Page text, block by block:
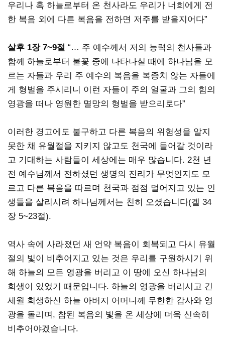
우리나 혹 하늘로부터 온 천사라도 우리가 너희에게 전
한 복음 외에 다른 복음을 전하면 저주를 받을지어다”
살후 1장 7~9절 “… 주 예수께서 저의 능력의 천사들과
함께 하늘로부터 불꽃 중에 나타나실 때에 하나님을 모
르는 자들과 우리 주 예수의 복음을 복종치 않는 자들에
게 형벌을 주시리니 이런 자들이 주의 얼굴과 그의 힘의
영광을 떠나 영원한 멸망의 형벌을 받으리로다”
이러한 경고에도 불구하고 다른 복음의 위험성을 알지
못한 채 유월절을 지키지 않고도 천국에 들어갈 것이라
고 기대하는 사람들이 세상에는 매우 많습니다. 2천 년
전 예수님께서 전하셨던 생명의 진리가 무엇인지도 모
르고 다른 복음을 따르며 천국과 점점 멀어지고 있는 인
생들을 살리시려 하나님께서는 친히 오셨습니다(겔 34
장 5~23절).
역사 속에 사라졌던 새 언약 복음이 회복되고 다시 유월
절의 빛이 비추어지고 있는 것은 우리를 구원하시기 위
해 하늘의 모든 영광을 버리고 이 땅에 오신 하나님의
희생이 있었기 때문입니다. 하늘의 영광을 버리시고 긴
세월 희생하신 하늘 아버지 어머니께 무한한 감사와 영
광을 돌리며, 참된 복음의 빛을 온 세상에 더욱 신속히
비추어야겠습니다.